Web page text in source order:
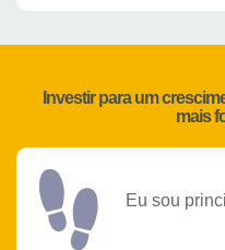
Investir para um
mais
Eu sou